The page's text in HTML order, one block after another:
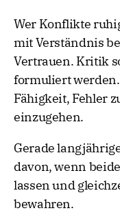
Wer Konflikte
mit Verständnis
Vertrauen. Kritik
formuliert
Fähigkeit, Fehler
einzugehen.
Gerade
davon, wenn
lassen und
bewahren.